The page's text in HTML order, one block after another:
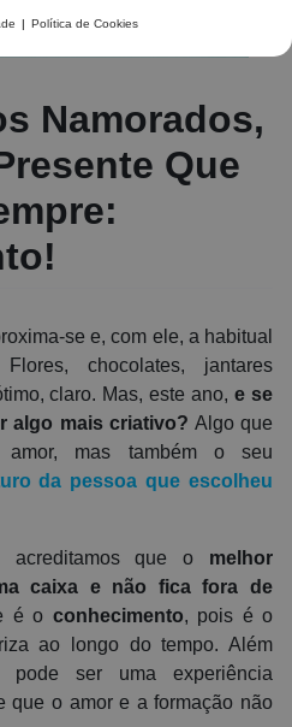
| Política de Cookies
Namorados,
Que
se e, com ele, a habitual
chocolates, jantares
claro. Mas, este ano,e se
algo mais criativo? Algo que
mas também o seu
da pessoa que escolheu
acreditamos que o melhor
caixa e não fica fora de
é o conhecimento, pois é o
ao longo do tempo. Além
ser uma experiência
que o amor e a formação não